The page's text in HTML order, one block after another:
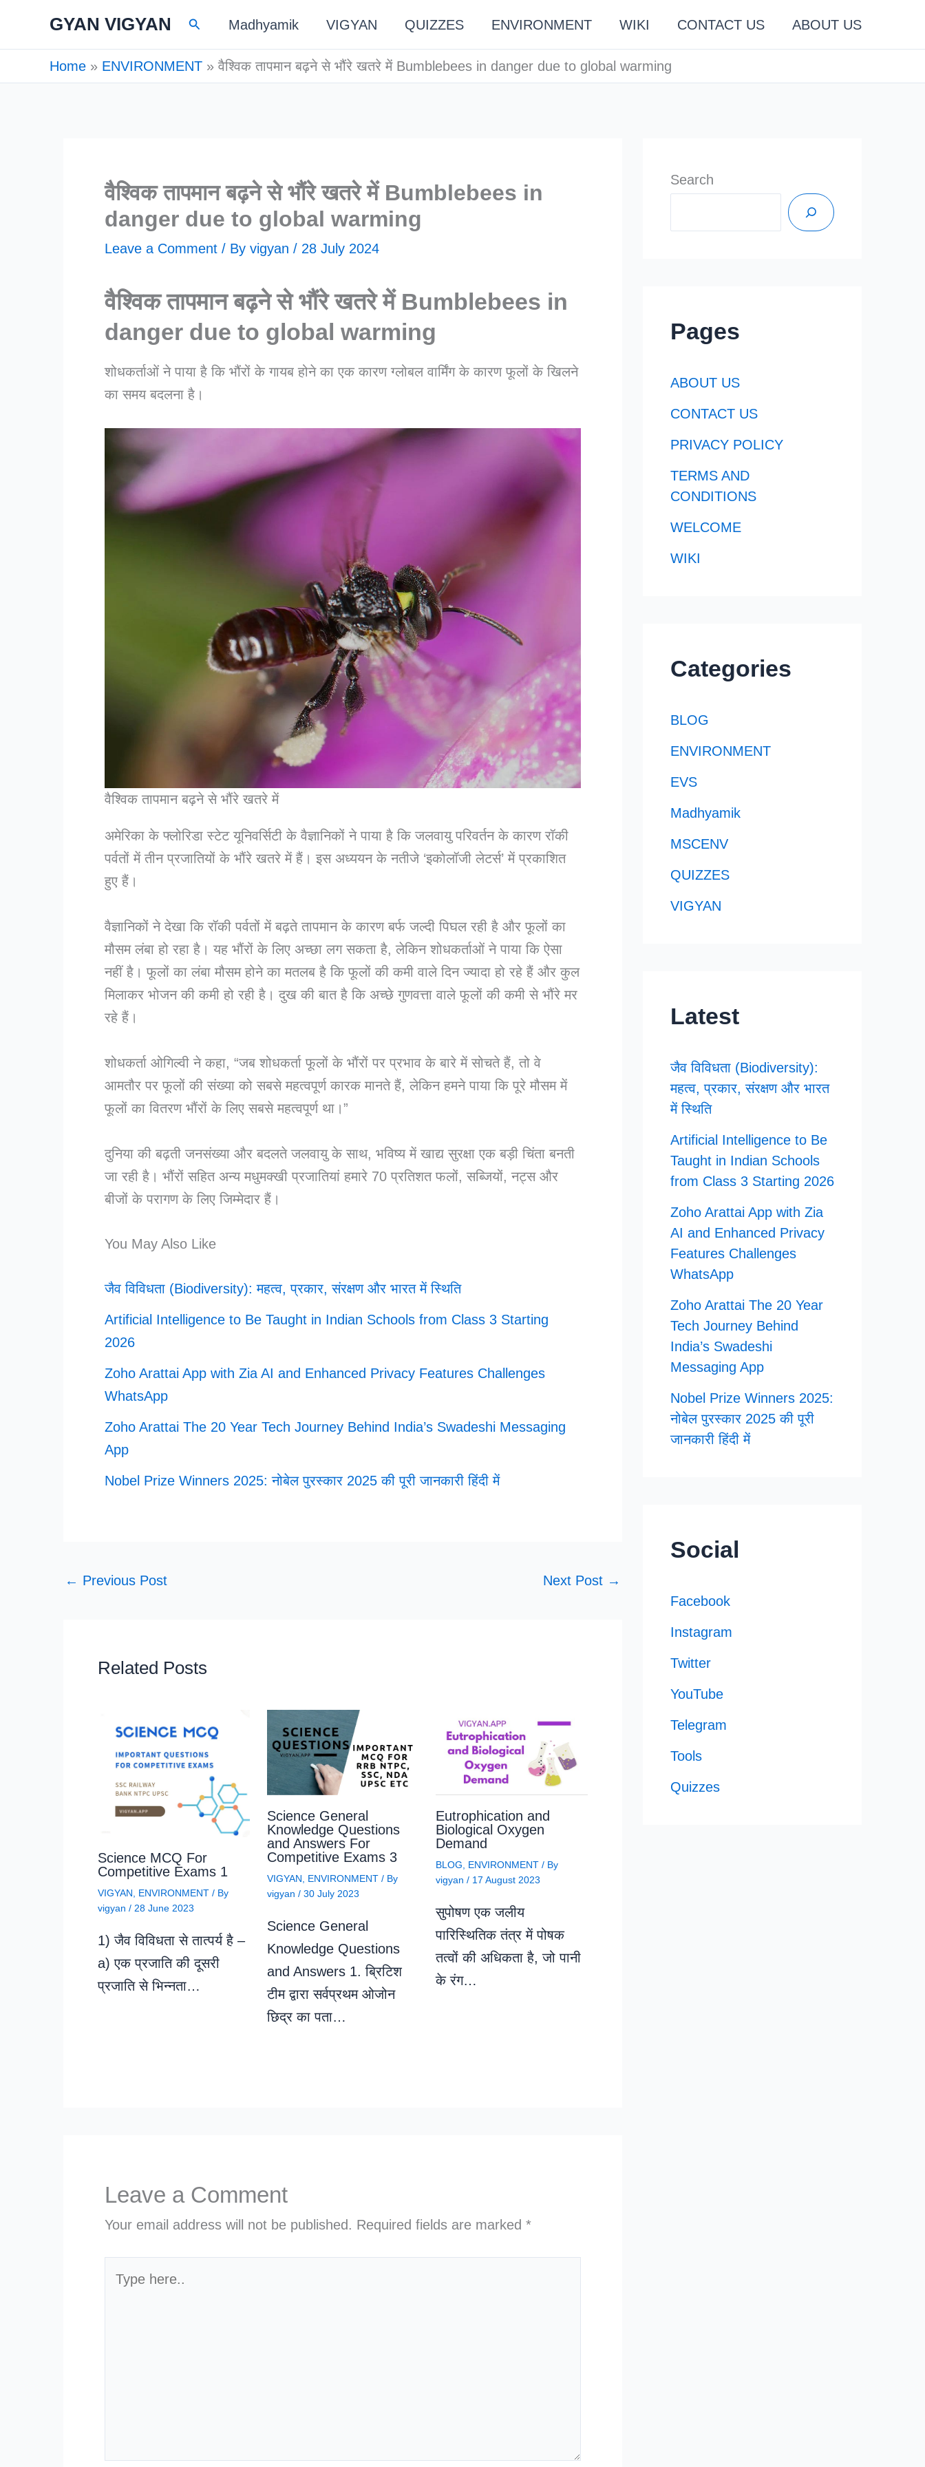
GYAN VIGYAN Search Madhyamik VIGYAN QUIZZES ENVIRONMENT WIKI CONTACT US ABOUT US
Home ENVIRONMENT वैश्विक तापमान बढ़ने से भौंरे खतरे में Bumblebees in danger due to global warming
वैश्विक तापमान बढ़ने से भौंरे खतरे में Bumblebees in
danger due to global warming
Leave a Comment / By vigyan / 28 July 2024
वैश्विक तापमान बढ़ने से भौंरे खतरे में Bumblebees in
danger due to global warming
शोधकर्ताओं ने पाया है कि भौंरों के गायब होने का एक कारण ग्लोबल वार्मिंग के कारण फूलों के खिलने
का समय बदलना है।
वैश्विक तापमान बढ़ने से भौंरे खतरे में
अमेरिका के फ्लोरिडा स्टेट यूनिवर्सिटी के वैज्ञानिकों ने पाया है कि जलवायु परिवर्तन के कारण रॉकी
पर्वतों में तीन प्रजातियों के भौंरे खतरे में हैं। इस अध्ययन के नतीजे ‘इकोलॉजी लेटर्स’ में प्रकाशित
हुए हैं।
वैज्ञानिकों ने देखा कि रॉकी पर्वतों में बढ़ते तापमान के कारण बर्फ जल्दी पिघल रही है और फूलों का
मौसम लंबा हो रहा है। यह भौंरों के लिए अच्छा लग सकता है, लेकिन शोधकर्ताओं ने पाया कि ऐसा
नहीं है। फूलों का लंबा मौसम होने का मतलब है कि फूलों की कमी वाले दिन ज्यादा हो रहे हैं और कुल
मिलाकर भोजन की कमी हो रही है। दुख की बात है कि अच्छे गुणवत्ता वाले फूलों की कमी से भौंरे मर
रहे हैं।
शोधकर्ता ओगिल्वी ने कहा, “जब शोधकर्ता फूलों के भौंरों पर प्रभाव के बारे में सोचते हैं, तो वे
आमतौर पर फूलों की संख्या को सबसे महत्वपूर्ण कारक मानते हैं, लेकिन हमने पाया कि पूरे मौसम में
फूलों का वितरण भौंरों के लिए सबसे महत्वपूर्ण था।”
दुनिया की बढ़ती जनसंख्या और बदलते जलवायु के साथ, भविष्य में खाद्य सुरक्षा एक बड़ी चिंता बनती
जा रही है। भौंरों सहित अन्य मधुमक्खी प्रजातियां हमारे 70 प्रतिशत फलों, सब्जियों, नट्स और
बीजों के परागण के लिए जिम्मेदार हैं।
You May Also Like
जैव विविधता (Biodiversity): महत्व, प्रकार, संरक्षण और भारत में स्थिति
Artificial Intelligence to Be Taught in Indian Schools from Class 3 Starting
2026
Zoho Arattai App with Zia AI and Enhanced Privacy Features Challenges
WhatsApp
Zoho Arattai The 20 Year Tech Journey Behind India’s Swadeshi Messaging
App
Nobel Prize Winners 2025: नोबेल पुरस्कार 2025 की पूरी जानकारी हिंदी में
← Previous Post Next Post →
Related Posts
Science MCQ For
Competitive Exams 1
VIGYAN ENVIRONMENT / By
vigyan / 28 June 2023
1) जैव विविधता से तात्पर्य है –
a) एक प्रजाति की दूसरी
प्रजाति से भिन्नता…
Science General
Knowledge Questions
and Answers For
Competitive Exams 3
VIGYAN ENVIRONMENT/ By
vigyan / 30 July 2023
Science General
Knowledge Questions
and Answers 1. ब्रिटिश
टीम द्वारा सर्वप्रथम ओजोन
छिद्र का पता…
Eutrophication and
Biological Oxygen
Demand
BLOG ENVIRONMENT / By
vigyan/ 17 August 2023
सुपोषण एक जलीय
पारिस्थितिक तंत्र में पोषक
तत्वों की अधिकता है, जो पानी
के रंग…
Leave a Comment
Your email address will not be published. Required fields are marked *
here..
Search
Pages
ABOUT US
CONTACT US
PRIVACY POLICY
TERMS AND
CONDITIONS
WELCOME
WIKI
Categories
BLOG
ENVIRONMENT
EVS
Madhyamik
MSCENV
QUIZZES
VIGYAN
Latest
जैव विविधता (Biodiversity):
महत्व, प्रकार, संरक्षण और भारत
में स्थिति
Artificial Intelligence to Be
Taught in Indian Schools
from Class 3 Starting 2026
Zoho Arattai App with Zia
AI and Enhanced Privacy
Features Challenges
WhatsApp
Zoho Arattai The 20 Year
Tech Journey Behind
India’s Swadeshi
Messaging App
Nobel Prize Winners 2025:
नोबेल पुरस्कार 2025 की पूरी
जानकारी हिंदी में
Social
Facebook
Instagram
Twitter
YouTube
Telegram
Tools
Quizzes